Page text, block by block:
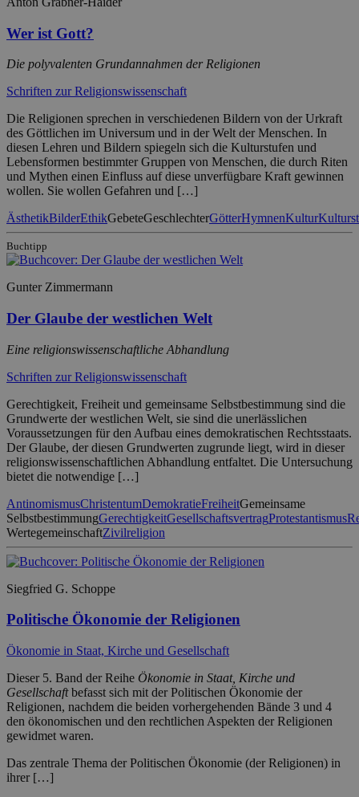
Wer ist Gott?
Die polyvalenten Grundannahmen der Religionen
Schriften zur Religionswissenschaft
Die Religionen sprechen in verschiedenen Bildern von der Urkraft
des Göttlichen im Universum und in der Welt der Menschen. In
diesen Lehren und Bildern spiegeln sich die Kulturstufen und
Lebensformen bestimmter Gruppen von Menschen, die durch Riten
und Mythen einen Einfluss auf diese unverfügbare Kraft gewinnen
wollen. Sie wollen Gefahren und […]
ÄsthetikBilderEthikGebeteGeschlechterGötterHymnenKultur
Buchtipp
Gunter Zimmermann
Der Glaube der westlichen Welt
Eine religionswissenschaftliche Abhandlung
Schriften zur Religionswissenschaft
Gerechtigkeit, Freiheit und gemeinsame Selbstbestimmung sind die
Grundwerte der westlichen Welt, sie sind die unerlässlichen
Voraussetzungen für den Aufbau eines demokratischen Rechtsstaats.
Der Glaube, der diesen Grundwerten zugrunde liegt, wird in dieser
religionswissenschaftlichen Abhandlung entfaltet. Die Untersuchung
bietet die notwendige […]
AntinomismusChristentumDemokratieFreiheitGemeinsame
SelbstbestimmungGerechtigkeitGesellschaftsvertragProtestantismus
WertegemeinschaftZivilreligion
Siegfried G. Schoppe
Politische Ökonomie der Religionen
Ökonomie in Staat, Kirche und Gesellschaft
Dieser 5. Band der Reihe Ökonomie in Staat, Kirche und
Gesellschaftbefasst sich mit der Politischen Ökonomie der
Religionen, nachdem die beiden vorhergehenden Bände 3 und 4
den ökonomischen und den rechtlichen Aspekten der Religionen
gewidmet waren.
Das zentrale Thema der Politischen Ökonomie (der Religionen) in
ihrer […]